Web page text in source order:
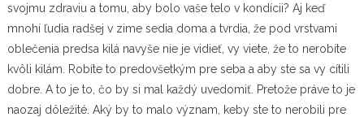
svojmu zdraviu a tomu, aby bolo vaše telo v kondícii? Aj keď
mnohí ľudia radšej v zime sedia doma a tvrdia, že pod vrstvami
oblečenia predsa kilá navyše nie je vidieť, vy viete, že to nerobíte
kvôli kilám. Robíte to predovšetkým pre seba a aby ste sa vy cítili
dobre. A to je to, čo by si mal každý uvedomiť. Pretože práve to je
naozaj dôležité. Aký by to malo význam, keby ste to nerobili pre